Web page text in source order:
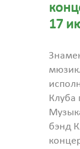
17
Клуба
бэнд